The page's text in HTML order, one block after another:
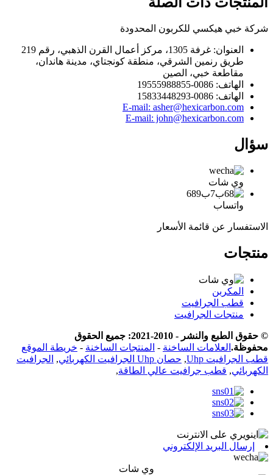
شركة خبي هيكسي للكربون المحدودة
العنوان: غرفة 1305، مركز أعمال القرن الذهبي، رقم 219
طريق رنمين الشرقي، منطقة كونجتاي، مدينة هاندان،
مقاطعة خبي، الصين
الهاتف: 0086-19555988855
الهاتف: 0086-15833448293
E-mail: asher@hexicarbon.com
E-mail: john@hexicarbon.com
سؤال
وي شات
واتساب
الاستفسار عن قائمة الأسعار
منتجات
المكربن
قطب الجرافيت
منتجات الجرافيت
© حقوق الطبع والنشر - 2010-2021: جميع الحقوق
محفوظة. العلامات الساخنة - المنتجات الساخنة - خريطة الموقع
قطب الجرافيت Uhp
, حصان Uhp الجرافيت الكهربائي , الجرافيت
الكهربائي, قطب جرافيت عالي الطاقة,
إرسال البريد الإلكتروني
وي شات